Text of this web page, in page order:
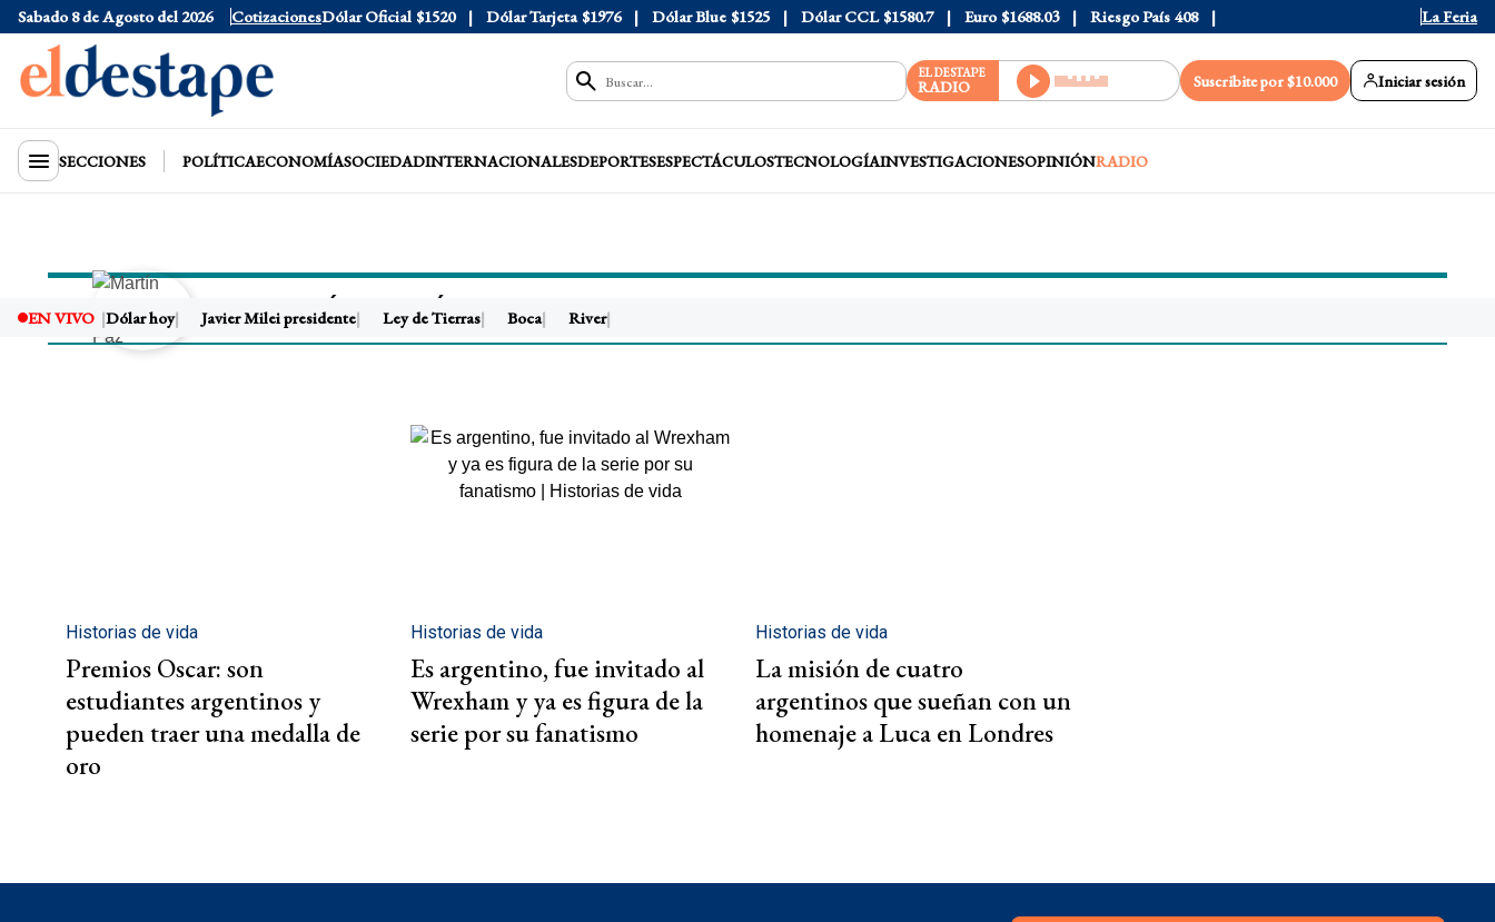
Sabado 8 de Agosto del 2026 CotizacionesDólar Oficial $1520 Dólar Tarjeta $1976 Dólar Blue $1525 Dólar CCL $1580.7 Euro $1688.03 Riesgo País 408 La Feria
EL DESTAPE
RADIO Suscribite por $10.000 Iniciar sesión
SECCIONES POLÍTICAECONOMÍASOCIEDADINTERNACIONALESDEPORTESESPECTÁCULOSTECNOLOGÍAINVESTIGACIONESOPINIÓNRADIO
EN VIVO Dólar hoy Javier Milei presidente Ley de Tierras Boca River
MARTÍN FERNÁNDEZ PAZ
Historias de vida
Premios Oscar: son
estudiantes argentinos y
pueden traer una medalla de
oro
Historias de vida
Es argentino, fue invitado al
Wrexham y ya es figura de la
serie por su fanatismo
Historias de vida
La misión de cuatro
argentinos que sueñan con un
homenaje a Luca en Londres